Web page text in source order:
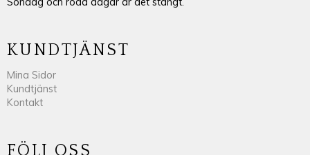
KUNDTJÄNST
Mina Sidor
Kundtjänst
Kontakt
FÖLJ OSS